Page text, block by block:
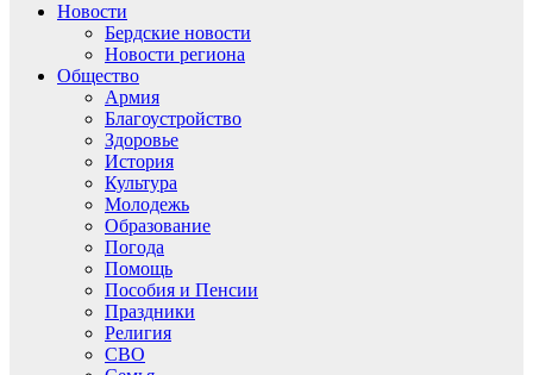
Новости
Бердские новости
Новости региона
Общество
Армия
Благоустройство
Здоровье
История
Культура
Молодежь
Образование
Погода
Помощь
Пособия и Пенсии
Праздники
Религия
СВО